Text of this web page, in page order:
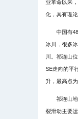
业革命以来
化，具有理论
中国有
冰川，很多
川。祁连山
SE走向的平
升，最高点
祁连山
裂滑动主要